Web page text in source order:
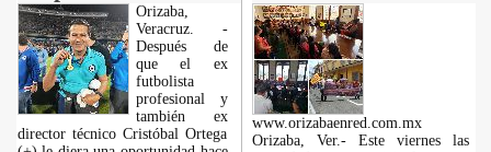
Orizaba,
Veracruz. -
Después de
que el ex
futbolista
profesional y
también ex
director técnico Cristóbal Ortega
www.orizabaenred.com.mx
Orizaba, Ver.- Este viernes las